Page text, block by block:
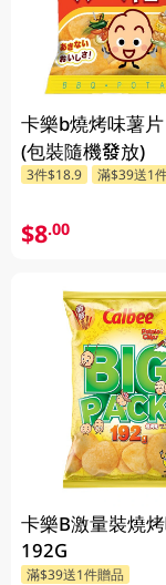
卡樂b燒烤味薯
(包裝隨機發放)
3件$18.9 滿$39送1
$8.00
卡樂B激量裝燒
192G
滿$39送1件贈品